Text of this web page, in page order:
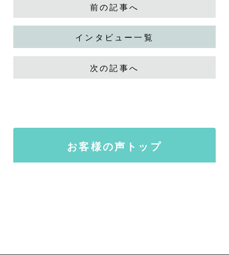
前の記事へ
インタビュー一覧
次の記事へ
お客様の声トップ